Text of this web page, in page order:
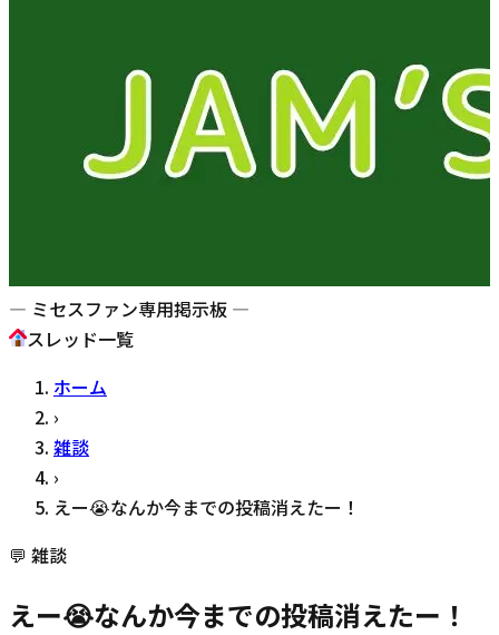
— ミセスファン専用掲示板 —
スレッド一覧
ホーム
›
雑談
›
えー😭なんか今までの投稿消えたー！
💬 雑談
えー😭なんか今までの投稿消えたー！